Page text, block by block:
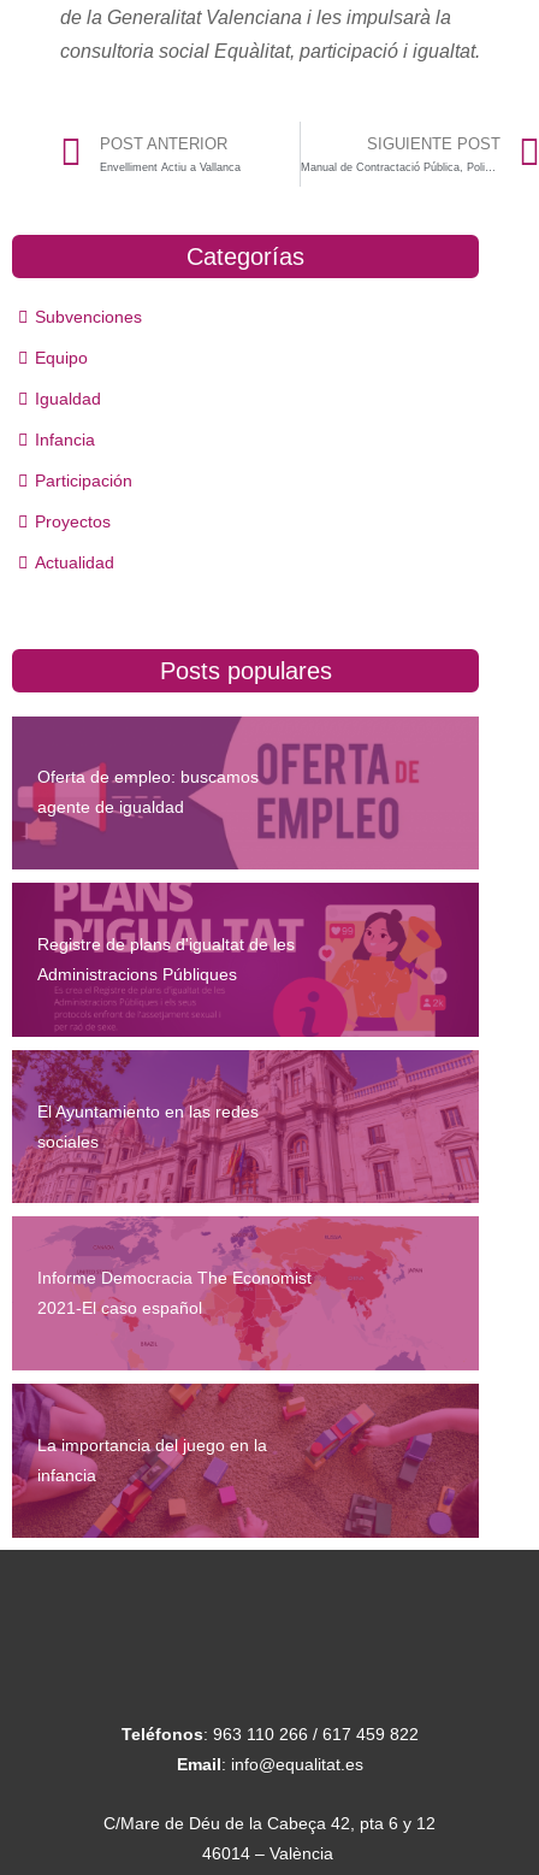
de la Generalitat Valenciana i les impulsarà la
consultoria social Equàlitat, participació i igualtat.
POST ANTERIOR
Envelliment Actiu a Vallanca
SIGUIENTE POST
Manual de Contractació Pública, Polinyà del Xúquer
Categorías
Subvenciones
Equipo
Igualdad
Infancia
Participación
Proyectos
Actualidad
Posts populares
Oferta de empleo: buscamos
agente de igualdad
Registre de plans d'igualtat de les
Administracions Públiques
El Ayuntamiento en las redes
sociales
Informe Democracia The Economist
2021-El caso español
La importancia del juego en la
infancia
Teléfonos: 963 110 266 / 617 459 822
Email: info@equalitat.es
C/Mare de Déu de la Cabeça 42, pta 6 y 12
46014 – València